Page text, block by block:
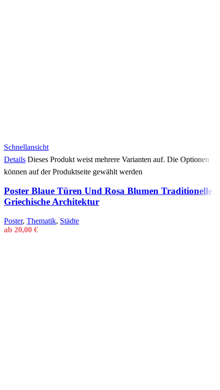
Schnellansicht
Details Dieses Produkt weist mehrere Varianten auf. Die Optionen
können auf der Produktseite gewählt werden
Poster Blaue Türen Und Rosa Blumen Traditionelle
Griechische Architektur
Poster, Thematik, Städte
ab 20,00 €